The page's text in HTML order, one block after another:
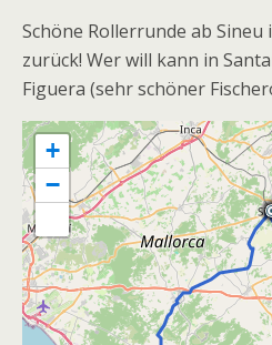
Schöne Rollerrunde ab Sineu
zurück! Wer will kann in
Figuera (sehr schöner
+
−